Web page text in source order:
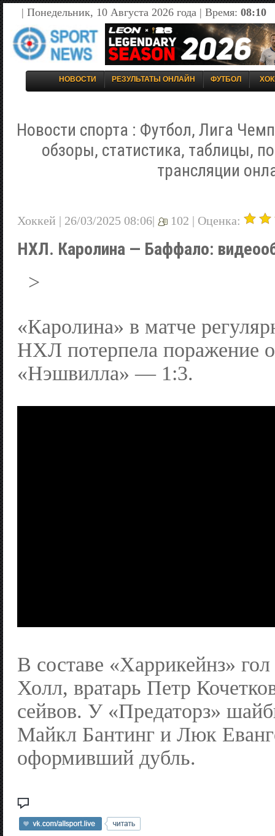
| Понедельник, 10 Августа 2026 года | Время: 08:10
НОВОСТИ РЕЗУЛЬТАТЫ ОНЛАЙН ФУТБОЛ
Новости спорта : Футбол, Лига
обзоры, статистика, таблицы,
трансляции
Хоккей | 26/03/2025 08:06| 102 | Оценка:
НХЛ. Каролина — Баффало:
>
«Каролина» в матче
НХЛ потерпела поражение
«Нэшвилла» — 1:3.
В составе «Харрикейнз»
Холл, вратарь Петр
сейвов. У «Предаторз»
Майкл Бантинг и Люк
оформивший дубль.